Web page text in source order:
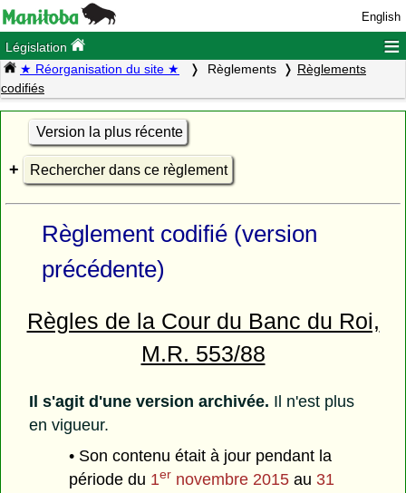
English
Législation ≡
★ Réorganisation du site ★ Règlements
Règlements
codifiés
Version la plus récente
Rechercher dans ce règlement
Règlement codifié (version
précédente)
Règles de la Cour du Banc du Roi,
M.R. 553/88
Il s'agit d'une version archivée. Il n'est plus
en vigueur.
• Son contenu était à jour pendant la
période du 1er novembre 2015 au 31